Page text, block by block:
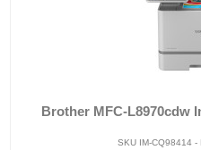
Brother MFC-L8970cdw
SKU IM-CQ98414 -